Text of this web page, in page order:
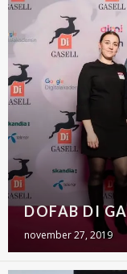
DOFAB DI
november 27, 2019